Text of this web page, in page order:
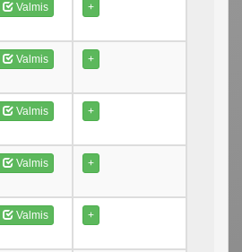
Valmis +
Valmis +
Valmis +
Valmis +
Valmis +